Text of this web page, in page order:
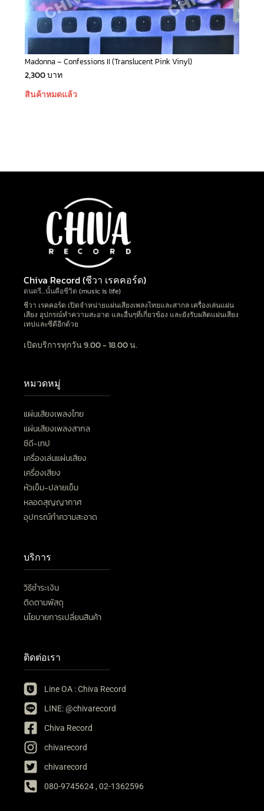
Madonna – Confessions II (Translucent Pink Vinyl)
2,300บาท
สินค้าหมดแล้ว
Chiva Record (ชีวา เรคคอร์ด)
ดนตรี…นั้นคือชีวิต (music is life)
ชีวา เรคคอร์ด เปิดจำหน่ายแผ่นเสียงเพลงไทยและสากล เครื่องเล่นแผ่น
เสียง อุปกรณ์ทำความสะอาด และอื่นๆที่เกี่ยวข้อง และยังรับผลิตแผ่นเสียง
เทปและซีดีอีกด้วย
เปิดบริการทุกวัน 9.00 - 18.00 น.
หมวดหมู่
แผ่นเสียงเพลงไทย
แผ่นเสียงเพลงสากล
ซีดี-เทป
เครื่องเล่นแผ่นเสียง
เครื่องเสียง
หัวเข็ม-ปลายเข็ม
หลอดสุญญากาศ
อุปกรณ์ทำความสะอาด
บริการ
วิธีชำระเงิน
ติดตามพัสดุ
นโยบายการเปลี่ยนสินค้า
ติดต่อเรา
Line OA : Chiva Record
LINE: @chivarecord
Chiva Record
chivarecord
chivarecord
080-9745624 , 02-1362596